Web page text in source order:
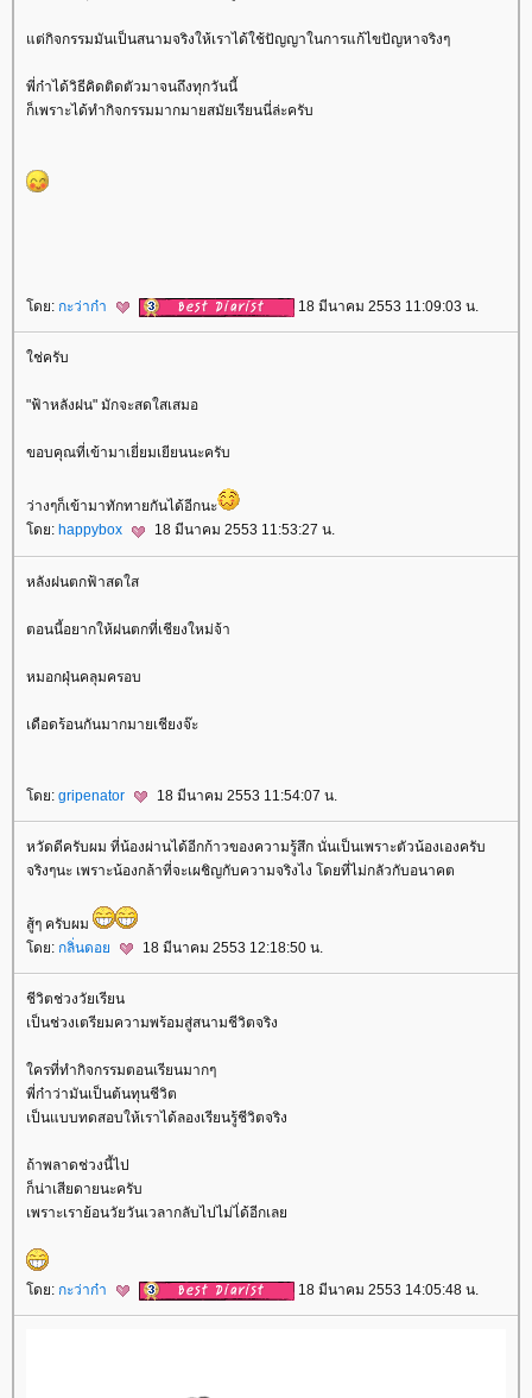
ต่กิจกรรมมันเป็นสนามจริงให้เราได้ใช้ปัญญาในการแก้ไขปัญหาจริงๆ
พี่ก๋าได้วิธีคิดติดตัวมาจนถึงทุกวันนี้
ก็เพราะได้ทำกิจกรรมมากมายสมัยเรียนนี่ล่ะครับ
ดย: กะว่าก๋า 18 มีนาคม 2553 11:09:03 น.
ช่ครับ
"ฟ้าหลังฝน" มักจะสดใสเสมอ
ขอบคุณที่เข้ามาเยี่ยมเยียนนะครับ
ว่างๆก็เข้ามาทักทายกันได้อีกนะ
ดย: happybox 18 มีนาคม 2553 11:53:27 น.
หลังฝนตกฟ้าสดใส
ตอนนี้อยากให้ฝนตกที่เชียงใหม่จ้า
หมอกฝุ่นคลุมครอบ
เดือดร้อนกันมากมายเชียงจ๊ะ
ดย: gripenator 18 มีนาคม 2553 11:54:07 น.
หวัดดีครับผม ที่น้องผ่านได้อีกก้าวของความรู้สึก นั่นเป็นเพราะตัวน้องเองครับ
จริงๆนะ เพราะน้องกล้าที่จะเผชิญกับความจริงไง โดยที่ไม่กลัวกับอนาคต
สู้ๆ ครับผม
ดย: กลิ่นดอ 18 มีนาคม 2553 12:18:50 น.
ชีวิตช่วงวัยเรียน
เป็นช่วงเตรียมความพร้อมสู่สนามชีวิตจริง
ครที่ทำกิจกรรมตอนเรียนมากๆ
พี่ก๋าว่ามันเป็นต้นทุนชีวิต
เป็นแบบทดสอบให้เราได้ลองเรียนรู้ชีวิตจริง
ถ้าพลาดช่วงนี้ไป
ก็น่าเสียดายนะครับ
เพราะเราย้อนวัยวันเวลากลับไปไม่ไ่ด้อีกเล
ดย: กะว่าก๋า 18 มีนาคม 2553 14:05:48 น.